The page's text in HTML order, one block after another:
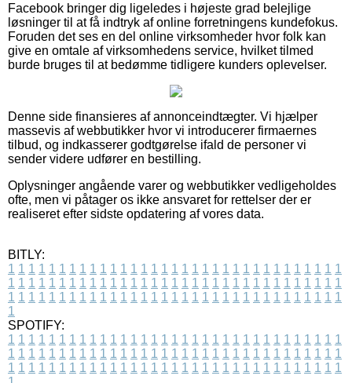
Facebook bringer dig ligeledes i højeste grad belejlige
løsninger til at få indtryk af online forretningens kundefokus.
Foruden det ses en del online virksomheder hvor folk kan
give en omtale af virksomhedens service, hvilket tilmed
burde bruges til at bedømme tidligere kunders oplevelser.
Denne side finansieres af annonceindtægter. Vi hjælper
massevis af webbutikker hvor vi introducerer firmaernes
tilbud, og indkasserer godtgørelse ifald de personer vi
sender videre udfører en bestilling.
Oplysninger angående varer og webbutikker vedligeholdes
ofte, men vi påtager os ikke ansvaret for rettelser der er
realiseret efter sidste opdatering af vores data.
BITLY:
1 1 1 1 1 1 1 1 1 1 1 1 1 1 1 1 1 1 1 1 1 1 1 1 1 1 1 1 1 1 1 1 1
1 1 1 1 1 1 1 1 1 1 1 1 1 1 1 1 1 1 1 1 1 1 1 1 1 1 1 1 1 1 1 1 1
1 1 1 1 1 1 1 1 1 1 1 1 1 1 1 1 1 1 1 1 1 1 1 1 1 1 1 1 1 1 1 1 1
1
SPOTIFY:
1 1 1 1 1 1 1 1 1 1 1 1 1 1 1 1 1 1 1 1 1 1 1 1 1 1 1 1 1 1 1 1 1
1 1 1 1 1 1 1 1 1 1 1 1 1 1 1 1 1 1 1 1 1 1 1 1 1 1 1 1 1 1 1 1 1
1 1 1 1 1 1 1 1 1 1 1 1 1 1 1 1 1 1 1 1 1 1 1 1 1 1 1 1 1 1 1 1 1